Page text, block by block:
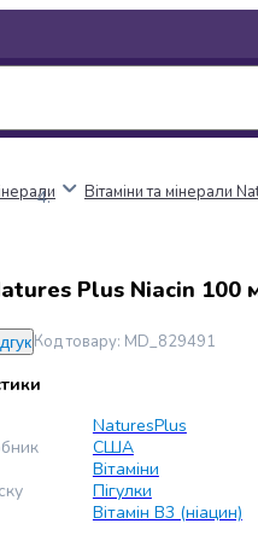
Вітаміни та мінерали
Plus Niacin 100
Код товару: MD_829491
NaturesPlus
США
Вітаміни
Пігулки
Вітамін B3 (ніацин)